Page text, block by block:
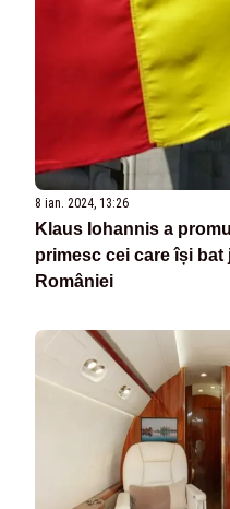
8 ian. 2024, 13:26
Klaus Iohannis a
primesc cei care își bat
României